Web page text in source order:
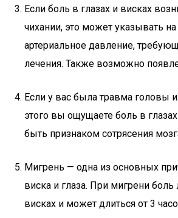
Если боль в глазах и висках
чихании, это может указывать
артериальное давление,
лечения. Также возможно
Если у вас была травма головы
этого вы ощущаете боль в
быть признаком сотрясения
Мигрень — одна из основных
виска и глаза. При мигрени боль
висках и может длиться от 3